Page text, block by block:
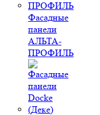
Фасадные
панели
АЛЬТА-
ПРОФИЛЬ